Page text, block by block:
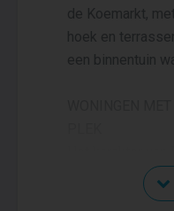
de Koemarkt,
hoek en
een binnentuin
terug in de
aan de